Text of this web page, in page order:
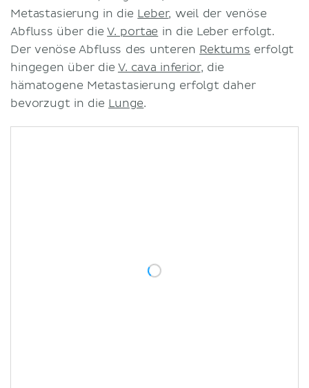
Metastasierung in die Leber, weil der venöse
Abfluss über dieV. portae in die Leber erfolgt.
Der venöse Abfluss des unteren Rektums erfolgt
hingegen über die V. cava inferior, die
hämatogene Metastasierung erfolgt daher
bevorzugt in die Lunge.